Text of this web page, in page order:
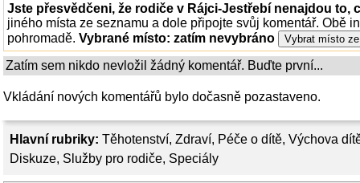
Hlavní rubriky: Těhotenství, Zdraví, Péče o dítě, Výchova
Diskuze, Služby pro rodiče, Speciály
Jste přesvědčeni, že rodiče v Rájci-Jestřebí nenajdou to,
jiného místa ze seznamu a dole připojte svůj komentář. Obě
pohromadě. Vybrané místo: zatím nevybráno
Zatím sem nikdo nevložil žádný komentář. Buďte první...
Vkládání nových komentářů bylo dočasně pozastaveno.